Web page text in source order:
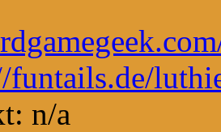
funtails.de/
n/a